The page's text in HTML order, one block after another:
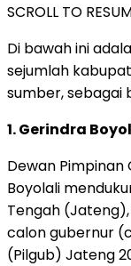
SCROLL TO
Di bawah ini
sejumlah
sumber, sebagai
1. Gerindra
Dewan
Boyolali
Tengah
calon gubernur
(Pilgub) Jateng